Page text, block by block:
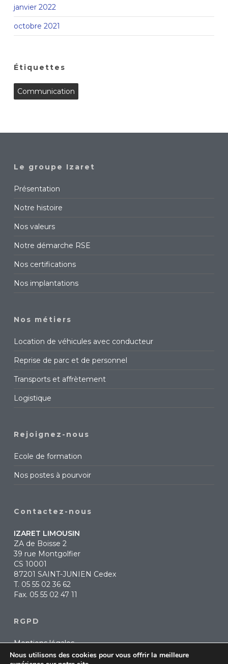
janvier 2022
octobre 2021
Étiquettes
Communication
Le groupe Izaret
Présentation
Notre histoire
Nos valeurs
Notre démarche RSE
Nos certifications
Nos implantations
Nos métiers
Location de véhicules avec conducteur
Reprise de parc et de personnel
Transports et affrètement
Logistique
Rejoignez-nous
Ecole de formation
Nos postes à pourvoir
Contactez-nous
IZARET LIMOUSIN
ZA de Boisse 2
39 rue Montgolfier
CS 10001
87201 SAINT-JUNIEN Cedex
T. 05 55 02 36 62
Fax. 05 55 02 47 11
RGPD
Mentions légales
Politique de confidentialité
Nous utilisons des cookies pour vous offrir la meilleure